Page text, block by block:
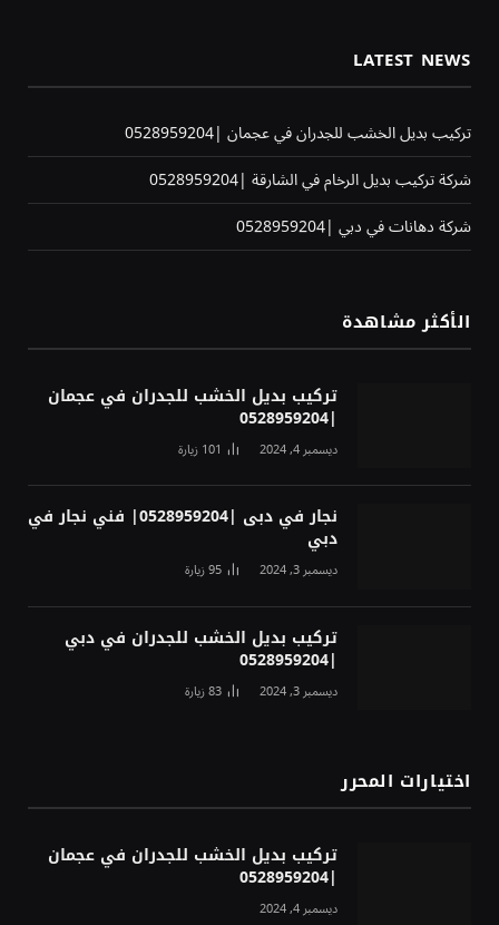
LATEST NEWS
تركيب بديل الخشب للجدران في عجمان |0528959204
شركة تركيب بديل الرخام في الشارقة |0528959204
شركة دهانات في دبي |0528959204
الأكثر مشاهدة
تركيب بديل الخشب للجدران في عجمان
|0528959204
ديسمبر 4, 2024 101زيارة
نجار في دبى |0528959204| فني نجار في
دبي
ديسمبر 3, 2024 95زيارة
تركيب بديل الخشب للجدران في دبي
|0528959204
ديسمبر 3, 2024 83زيارة
اختيارات المحرر
تركيب بديل الخشب للجدران في عجمان
|0528959204
ديسمبر 4, 2024